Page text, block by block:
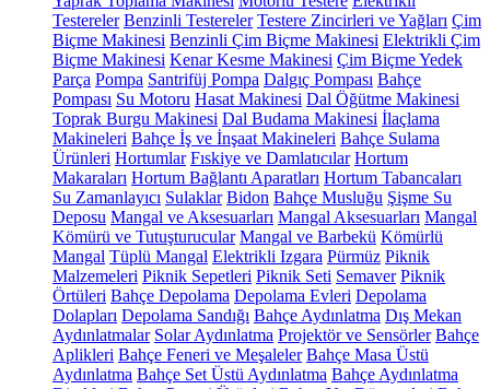
Testereler Benzinli Testereler Testere Zincirleri ve Yağları Çim
Biçme Makinesi Benzinli Çim Biçme Makinesi Elektrikli Çim
Biçme Makinesi Kenar Kesme Makinesi Çim Biçme Yedek
Parça Pompa Santrifüj Pompa Dalgıç Pompası Bahçe
Pompası Su Motoru Hasat Makinesi Dal Öğütme Makinesi
Toprak Burgu Makinesi Dal Budama Makinesi İlaçlama
Makineleri Bahçe İş ve İnşaat Makineleri Bahçe Sulama
Ürünleri Hortumlar Fıskiye ve Damlatıcılar Hortum
Makaraları Hortum Bağlantı Aparatları Hortum Tabancaları
Su Zamanlayıcı Sulaklar Bidon Bahçe Musluğu Şişme Su
Deposu Mangal ve Aksesuarları Mangal Aksesuarları Mangal
Kömürü ve Tutuşturucular Mangal ve Barbekü Kömürlü
Mangal Tüplü Mangal Elektrikli Izgara Pürmüz Piknik
Malzemeleri Piknik Sepetleri Piknik Seti Semaver Piknik
Örtüleri Bahçe Depolama Depolama Evleri Depolama
Dolapları Depolama Sandığı Bahçe Aydınlatma Dış Mekan
Aydınlatmalar Solar Aydınlatma Projektör ve Sensörler Bahçe
Aplikleri Bahçe Feneri ve Meşaleler Bahçe Masa Üstü
Aydınlatma Bahçe Set Üstü Aydınlatma Bahçe Aydınlatma